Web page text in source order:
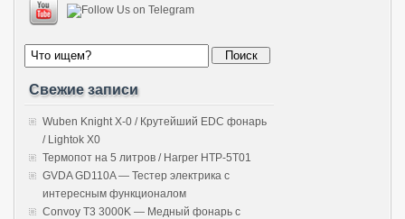
Свежие записи
Wuben Knight X-0 / Крутейший EDC фонарь
/ Lightok X0
Термопот на 5 литров / Harper HTP-5T01
GVDA GD110A — Тестер электрика с
интересным функционалом
Convoy T3 3000K — Медный фонарь с